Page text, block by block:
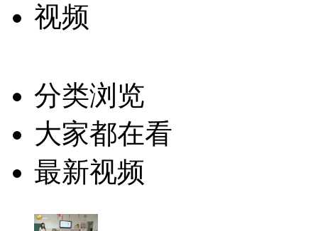
视频
分类浏览
大家都在看
最新视频